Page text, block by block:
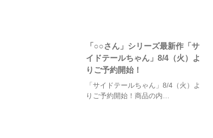
「○○さん」シリーズ最新作「サ
イドテールちゃん」8/4（火）よ
りご予約開始！
「サイドテールちゃん」8/4（火）よ
りご予約開始！商品の内…